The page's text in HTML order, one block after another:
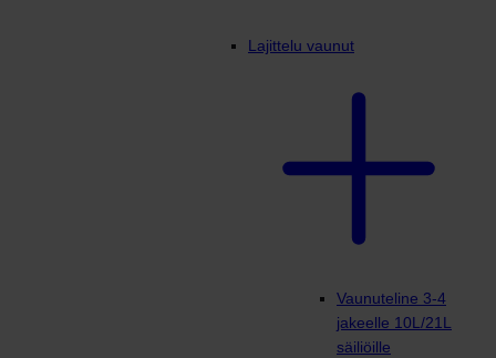
Lajittelu vaunut
Vaunuteline 3-4
jakeelle 10L/21L
säiliöille